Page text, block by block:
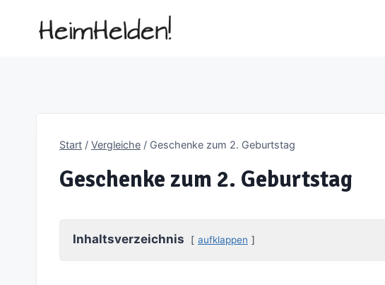
Start / Vergleiche / Geschenke zum 2. Geburtstag
Geschenke zum 2. Geburtstag
Inhaltsverzeichnis aufklappen